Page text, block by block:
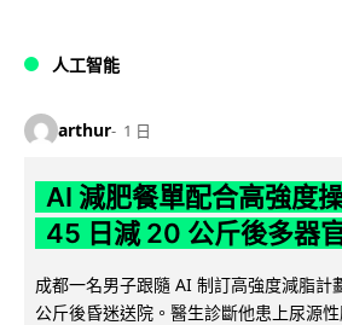
人工智能
arthur 1 日
AI 減肥餐單配合高強度
45 日減 20 公斤後多器
成都一名男子跟隨 AI 制訂高強度減脂計
公斤後昏迷送院。醫生診斷他患上尿源